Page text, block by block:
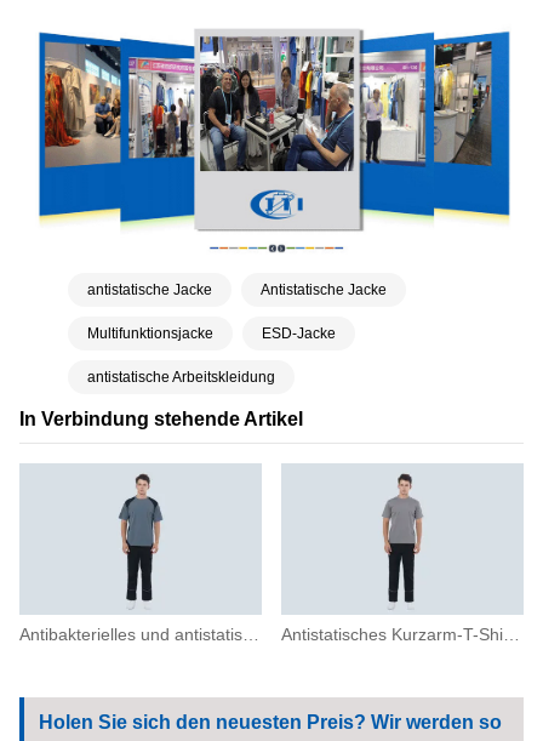
In Verbindung stehende Artikel
Antibakterielles und antistatisches Kurzarm-T-Shirt Antistatisches Kurzarm-T-Shirt mit Rundhalsausschnitt
antistatische Jacke Antistatische Jacke
Multifunktionsjacke ESD-Jacke
antistatische Arbeitskleidung
Holen Sie sich den neuesten Preis? Wir werden so